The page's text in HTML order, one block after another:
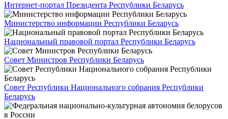
Интернет-портал Президента Республики Беларусь
Министерство информации Республики Беларусь
Национальный правовой портал Республики Беларусь
Совет Министров Республики Беларусь
Совет Республики Национального собрания Республики
Беларусь